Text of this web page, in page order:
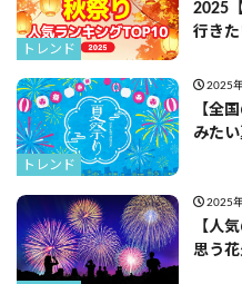
トレンド
2025
行き
トレンド
2025
【全
みた
2025
【人
思う